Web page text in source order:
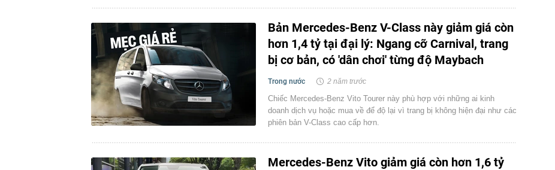
Bản Mercedes-Benz V-Class này giảm giá còn
hơn 1,4 tỷ tại đại lý: Ngang cỡ Carnival, trang
bị cơ bản, có 'dân chơi' từng độ Maybach
Trong nước 2 năm trước
Chiếc Mercedes-Benz Vito Tourer này phù hợp với những ai kinh
doanh dịch vụ hoặc mua về để độ lại vì trang bị không hiện đại như các
phiên bản V-Class cao cấp hơn.
Mercedes-Benz Vito giảm giá còn hơn 1,6 tỷ